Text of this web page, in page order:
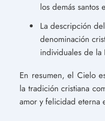
los demás santos
La descripción
denominación
individuales de la
En resumen, el Cielo
la tradición cristiana
amor y felicidad eterna